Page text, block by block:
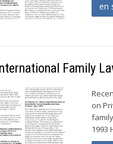
en
Family
on
1993